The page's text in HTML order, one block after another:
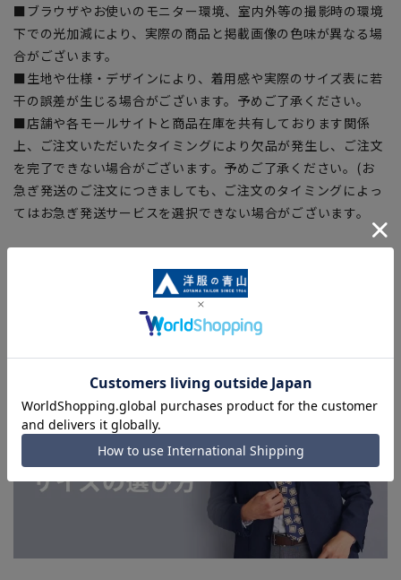
■ブラウザやお使いのモニター環境、室内外等の撮影時の環境
下での光加減により、実際の商品と掲載画像の色味が異なる場
合がございます。
■生地や仕様・デザインにより、着用感や実際のサイズ表に若
干の誤差が生じる場合がございます。予めご了承ください。
■店舗や各モールサイトと商品在庫を共有しております関係
上、ご注文いただいたタイミングにより欠品が発生し、ご注文
を完了できない場合がございます。予めご了承ください。(お
急ぎ発送のご注文につきましても、ご注文のタイミングによっ
てはお急ぎ発送サービスを選択できない場合がございます。